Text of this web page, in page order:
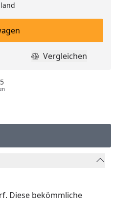
legen
Produkt
Vergleichen
Diese bekömmliche